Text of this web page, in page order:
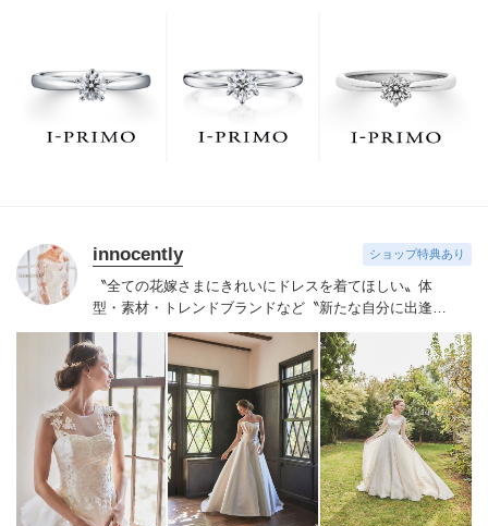
でお待ちしております。リング選びの最初の一歩をご一
緒に。まずは、アイプリモへ。
innocently ショップ特典あり
〝全ての花嫁さまにきれいにドレスを着てほしい〟 体
型・素材・トレンドブランドなど〝新たな自分に出逢え
る〟幅広いラインナップが揃うinnocently。
素材・デザイ
ンにこだわったオリジナルドレスは3～23号まで展開。
国内外の有名デザイナーズドレスも多数取扱っており、
NYやミラノ・バルセロナからセレクトされたインポート
ドレスは全て日本人花嫁向けにサイズ調整。さらに和装
は1903年創業からの伝統を受け継がれている厳選された
お着物や現代の薫りをちりばめた艶やかなコレクショ
ン。 すべての花嫁さまへ後悔しないお衣裳選びをお手伝
いさせて頂きます。